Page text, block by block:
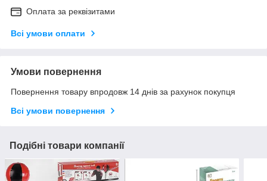
Оплата за реквізитами
Всі умови оплати
Умови повернення
Повернення товару впродовж 14 днів за рахунок покупця
Всі умови повернення
Подібні товари компанії